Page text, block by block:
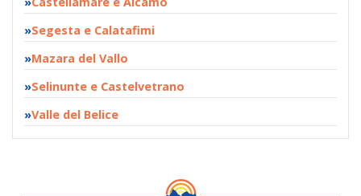
Segesta e Calatafimi
Mazara del Vallo
Selinunte e Castelvetrano
Valle del Belice